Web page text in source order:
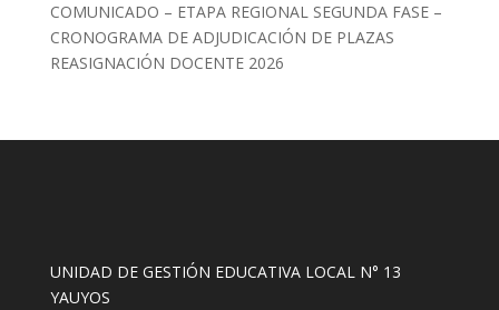
COMUNICADO – ETAPA REGIONAL SEGUNDA FASE –
CRONOGRAMA DE ADJUDICACIÓN DE PLAZAS
REASIGNACIÓN DOCENTE 2026
UNIDAD DE GESTIÓN EDUCATIVA LOCAL N° 13
YAUYOS